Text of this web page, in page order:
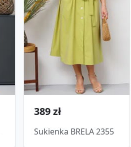
389 zł
Sukienka BRELA 2355